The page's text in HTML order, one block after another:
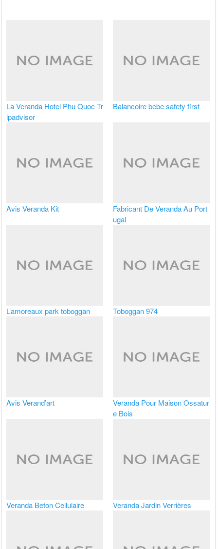
La Veranda Hotel Phu Quoc Tr
ipadvisor
Balancoire bebe safety first
Avis Veranda Kit
Fabricant De Veranda Au Port
ugal
L’amoreaux park toboggan Toboggan 974
Avis Verand’art
Veranda Pour Maison Ossatur
e Bois
Veranda Beton Cellulaire Veranda Jardin Verrières